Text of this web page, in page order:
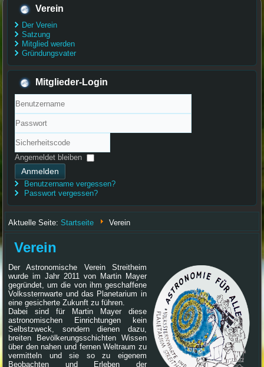
Verein
Der Verein
Satzung
Mitglied werden
Gründungsvater
Mitglieder-Login
Benutzername
Passwort
Sicherheitscode
Angemeldet bleiben
Anmelden
Benutzername vergessen?
Passwort vergessen?
Aktuelle Seite:Startseite Verein
Verein
Der Astronomische Verein Streitheim
wurde im Jahr 2011 von Martin Mayer
gegründet, um die von ihm geschaffene
Volkssternwarte und das Planetarium in
eine gesicherte Zukunft zu führen.
Dabei sind für Martin Mayer diese
astronomischen Einrichtungen kein
Selbstzweck, sondern dienen dazu,
breiten Bevölkerungsschichten Wissen
über den nahen und fernen Weltraum zu
vermitteln und sie so zu eigenem
Beobachten und Erleben der